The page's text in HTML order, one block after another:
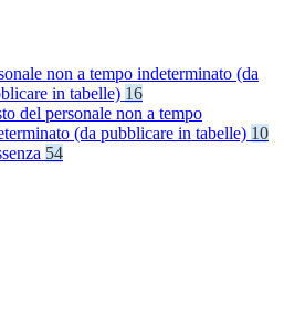
non a tempo indeterminato (da
in tabelle) 16
del personale non a tempo
(da pubblicare in tabelle) 10
54